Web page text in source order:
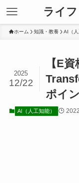
ライ
ホーム 知識・教養 AI（人
【E
ポイ
2025
12/22
AI（人工知能）